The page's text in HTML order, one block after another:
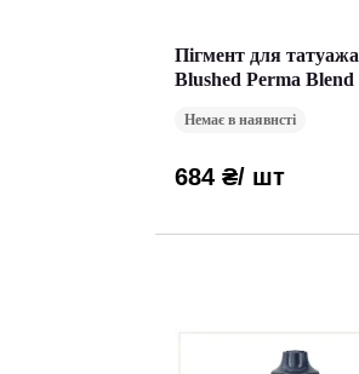
Пігмент для татуажа
Blushed Perma Blend
Немає в наявнсті
684 ₴/ шт